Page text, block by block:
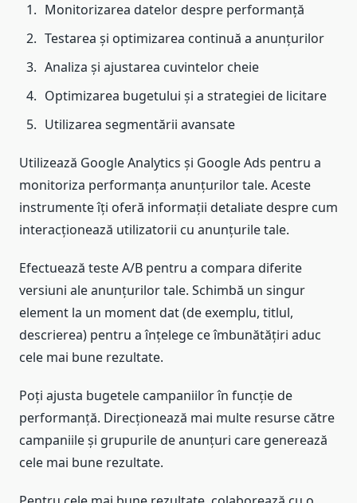
Monitorizarea datelor despre performanță
Testarea și optimizarea continuă a anunțurilor
Analiza și ajustarea cuvintelor cheie
Optimizarea bugetului și a strategiei de licitare
Utilizarea segmentării avansate
Utilizează Google Analytics și Google Ads pentru a
monitoriza performanța anunțurilor tale. Aceste
instrumente îți oferă informații detaliate despre cum
interacționează utilizatorii cu anunțurile tale.
Efectuează teste A/B pentru a compara diferite
versiuni ale anunțurilor tale. Schimbă un singur
element la un moment dat (de exemplu, titlul,
descrierea) pentru a înțelege ce îmbunătățiri aduc
cele mai bune rezultate.
Poți ajusta bugetele campaniilor în funcție de
performanță. Direcționează mai multe resurse către
campaniile și grupurile de anunțuri care generează
cele mai bune rezultate.